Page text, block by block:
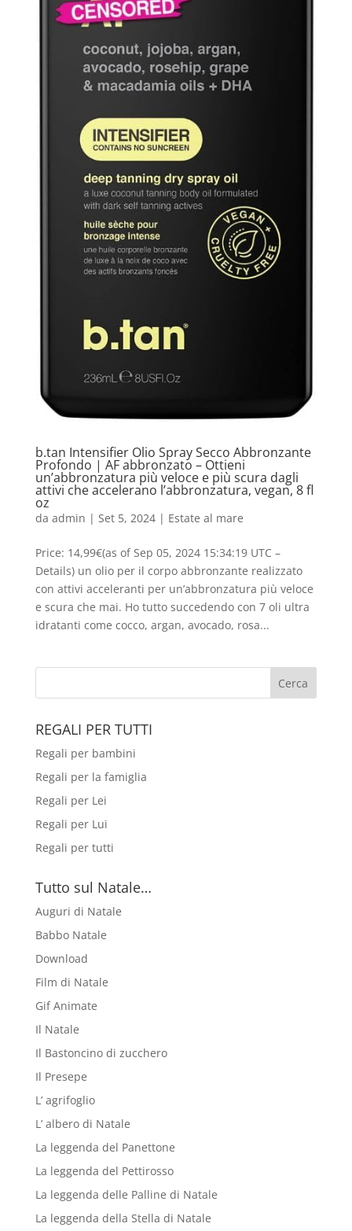
b.tan Intensifier Olio Spray Secco Abbronzante
Profondo | AF abbronzato – Ottieni
un’abbronzatura più veloce e più scura dagli
attivi che accelerano l’abbronzatura, vegan, 8 fl
oz
da admin | Set 5, 2024| Estate al mare
Price: 14,99€(as of Sep 05, 2024 15:34:19 UTC –
Details) un olio per il corpo abbronzante realizzato
con attivi acceleranti per un’abbronzatura più veloce
e scura che mai. Ho tutto succedendo con 7 oli ultra
idratanti come cocco, argan, avocado, rosa...
REGALI PER TUTTI
Regali per bambini
Regali per la famiglia
Regali per Lei
Regali per Lui
Regali per tutti
Tutto sul Natale…
Auguri di Natale
Babbo Natale
Download
Film di Natale
Gif Animate
Il Natale
Il Bastoncino di zucchero
Il Presepe
L’ agrifoglio
L’ albero di Natale
La leggenda del Panettone
La leggenda del Pettirosso
La leggenda delle Palline di Natale
La leggenda della Stella di Natale